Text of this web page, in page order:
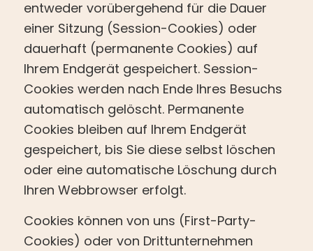
entweder vorübergehend für die Dauer
einer Sitzung (Session-Cookies) oder
dauerhaft (permanente Cookies) auf
Ihrem Endgerät gespeichert. Session-
Cookies werden nach Ende Ihres Besuchs
automatisch gelöscht. Permanente
Cookies bleiben auf Ihrem Endgerät
gespeichert, bis Sie diese selbst löschen
oder eine automatische Löschung durch
Ihren Webbrowser erfolgt.
Cookies können von uns (First-Party-
Cookies) oder von Drittunternehmen